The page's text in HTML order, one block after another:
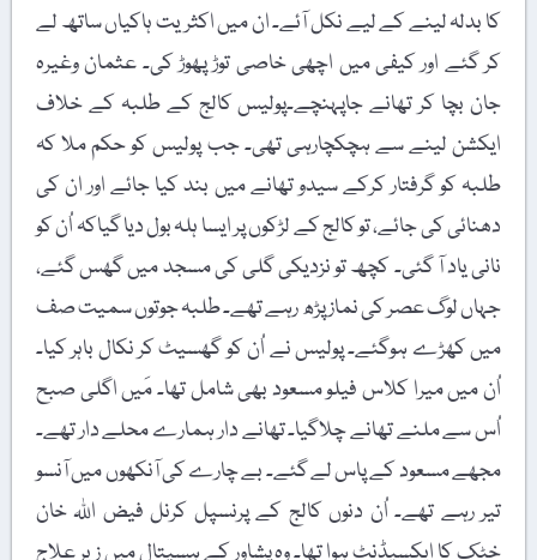
کا بدلہ لینے کے لیے نکل آئے۔ ان میں اکثریت ہاکیاں ساتھ لے
کر گئے اور کیفی میں اچھی خاصی توڑ پھوڑ کی۔ عثمان وغیرہ
جان بچا کر تھانے جاپہنچے۔پولیس کالج کے طلبہ کے خلاف
ایکشن لینے سے ہچکچارہی تھی۔ جب پولیس کو حکم ملا کہ
طلبہ کو گرفتار کرکے سیدو تھانے میں بند کیا جائے اور ان کی
دھنائی کی جائے، تو کالج کے لڑکوں پر ایسا ہلہ بول دیا گیاکہ اُن کو
نانی یاد آ گئی۔ کچھ تو نزدیکی گلی کی مسجد میں گھس گئے،
جہاں لوگ عصر کی نماز پڑھ رہے تھے۔ طلبہ جوتوں سمیت صف
میں کھڑے ہوگئے۔ پولیس نے اُن کو گھسیٹ کر نکال باہر کیا۔
اُن میں میرا کلاس فیلو مسعود بھی شامل تھا۔ مَیں اگلی صبح
اُس سے ملنے تھانے چلاگیا۔ تھانے دار ہمارے محلے دار تھے۔
مجھے مسعود کے پاس لے گئے۔ بے چارے کی آنکھوں میں آنسو
تیر رہے تھے۔ اُن دنوں کالج کے پرنسپل کرنل فیض اللہ خان
خٹک کا ایکسیڈنٹ ہوا تھا۔ وہ پشاور کے ہسپتال میں زیرِ علاج